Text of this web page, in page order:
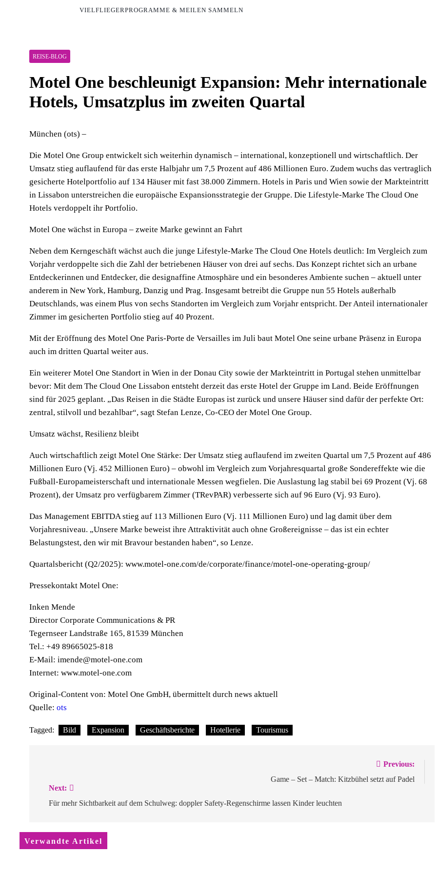
VIELFLIEGERPROGRAMME & MEILEN SAMMELN
REISE-BLOG
Motel One beschleunigt Expansion: Mehr internationale
Hotels, Umsatzplus im zweiten Quartal
München (ots) –
Die Motel One Group entwickelt sich weiterhin dynamisch – international, konzeptionell und wirtschaftlich. Der
Umsatz stieg auflaufend für das erste Halbjahr um 7,5 Prozent auf 486 Millionen Euro. Zudem wuchs das vertraglich
gesicherte Hotelportfolio auf 134 Häuser mit fast 38.000 Zimmern. Hotels in Paris und Wien sowie der Markteintritt
in Lissabon unterstreichen die europäische Expansionsstrategie der Gruppe. Die Lifestyle-Marke The Cloud One
Hotels verdoppelt ihr Portfolio.
Motel One wächst in Europa – zweite Marke gewinnt an Fahrt
Neben dem Kerngeschäft wächst auch die junge Lifestyle-Marke The Cloud One Hotels deutlich: Im Vergleich zum
Vorjahr verdoppelte sich die Zahl der betriebenen Häuser von drei auf sechs. Das Konzept richtet sich an urbane
Entdeckerinnen und Entdecker, die designaffine Atmosphäre und ein besonderes Ambiente suchen – aktuell unter
anderem in New York, Hamburg, Danzig und Prag. Insgesamt betreibt die Gruppe nun 55 Hotels außerhalb
Deutschlands, was einem Plus von sechs Standorten im Vergleich zum Vorjahr entspricht. Der Anteil internationaler
Zimmer im gesicherten Portfolio stieg auf 40 Prozent.
Mit der Eröffnung des Motel One Paris-Porte de Versailles im Juli baut Motel One seine urbane Präsenz in Europa
auch im dritten Quartal weiter aus.
Ein weiterer Motel One Standort in Wien in der Donau City sowie der Markteintritt in Portugal stehen unmittelbar
bevor: Mit dem The Cloud One Lissabon entsteht derzeit das erste Hotel der Gruppe im Land. Beide Eröffnungen
sind für 2025 geplant. „Das Reisen in die Städte Europas ist zurück und unsere Häuser sind dafür der perfekte Ort:
zentral, stilvoll und bezahlbar“, sagt Stefan Lenze, Co-CEO der Motel One Group.
Umsatz wächst, Resilienz bleibt
Auch wirtschaftlich zeigt Motel One Stärke: Der Umsatz stieg auflaufend im zweiten Quartal um 7,5 Prozent auf 486
Millionen Euro (Vj. 452 Millionen Euro) – obwohl im Vergleich zum Vorjahresquartal große Sondereffekte wie die
Fußball-Europameisterschaft und internationale Messen wegfielen. Die Auslastung lag stabil bei 69 Prozent (Vj. 68
Prozent), der Umsatz pro verfügbarem Zimmer (TRevPAR) verbesserte sich auf 96 Euro (Vj. 93 Euro).
Das Management EBITDA stieg auf 113 Millionen Euro (Vj. 111 Millionen Euro) und lag damit über dem
Vorjahresniveau. „Unsere Marke beweist ihre Attraktivität auch ohne Großereignisse – das ist ein echter
Belastungstest, den wir mit Bravour bestanden haben“, so Lenze.
Quartalsbericht (Q2/2025): www.motel-one.com/de/corporate/finance/motel-one-operating-group/
Pressekontakt Motel One:
Inken Mende
Director Corporate Communications & PR
Tegernseer Landstraße 165, 81539 München
Tel.: +49 89665025-818
E-Mail: imende@motel-one.com
Internet: www.motel-one.com
Original-Content von: Motel One GmbH, übermittelt durch news aktuell
Quelle: ots
Tagged: Bild Expansion Geschäftsberichte Hotellerie Tourismus
Previous:
Game – Set – Match: Kitzbühel setzt auf Padel
Next:
Für mehr Sichtbarkeit auf dem Schulweg: doppler Safety-Regenschirme lassen Kinder leuchten
Verwandte Artikel